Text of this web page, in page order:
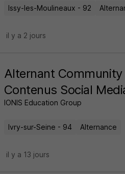
Issy-les-Moulineaux - 92
il y a 2 jours
Alternant
Contenus Social
IONIS Education Group
Ivry-sur-Seine - 94 Alternance
il y a 13 jours